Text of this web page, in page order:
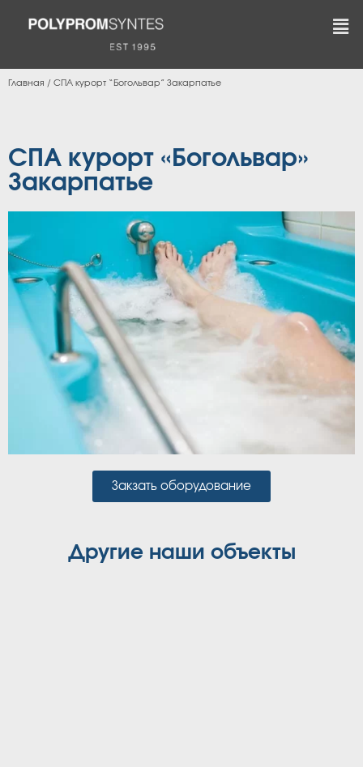
Главная / СПА курорт “Богольвар” Закарпатье
СПА курорт «Богольвар»
Закарпатье
Закзать оборудование
Другие наши объекты